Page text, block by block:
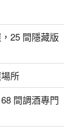
25 間隱藏版
所
間調酒專門